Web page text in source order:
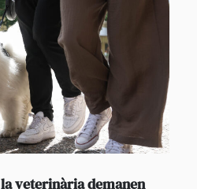
veterinària demanen